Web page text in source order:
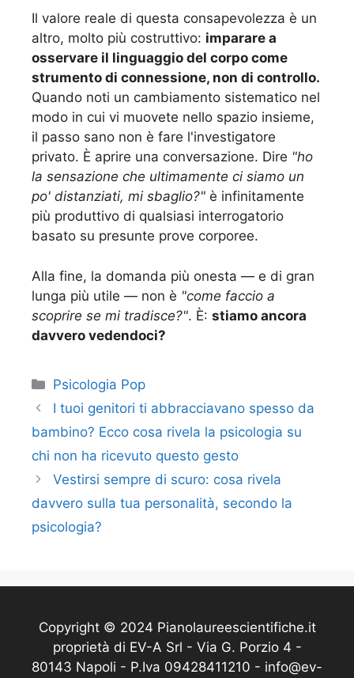
Il valore reale di questa consapevolezza è un
altro, molto più costruttivo: imparare a
osservare il linguaggio del corpo come
strumento di connessione, non di controllo.
Quando noti un cambiamento sistematico nel
modo in cui vi muovete nello spazio insieme,
il passo sano non è fare l'investigatore
privato. È aprire una conversazione. Dire "ho
la sensazione che ultimamente ci siamo un
po' distanziati, mi sbaglio?" è infinitamente
più produttivo di qualsiasi interrogatorio
basato su presunte prove corporee.
Alla fine, la domanda più onesta — e di gran
lunga più utile — non è "come faccio a
scoprire se mi tradisce?". È: stiamo ancora
davvero vedendoci?
Categorie
Psicologia Pop
I tuoi genitori ti abbracciavano spesso da
bambino? Ecco cosa rivela la psicologia su
chi non ha ricevuto questo gesto
Vestirsi sempre di scuro: cosa rivela
davvero sulla tua personalità, secondo la
psicologia?
Copyright © 2024 Pianolaureescientifiche.it
proprietà di EV-A Srl - Via G. Porzio 4 -
80143 Napoli - P.Iva 09428411210 - info@ev-